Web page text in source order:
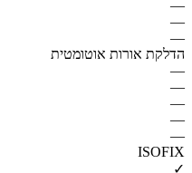
—
—
—
הדלקת אורות אוטומטית
—
—
—
—
—
ISOFIX
✓